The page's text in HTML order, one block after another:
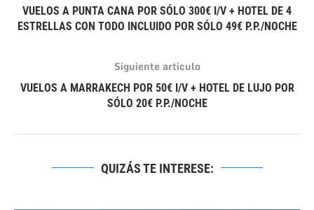
VUELOS A PUNTA CANA POR SÓLO 300€ I/V + HOTEL DE 4
ESTRELLAS CON TODO INCLUIDO POR SÓLO 49€ P.P./NOCHE
Siguiente artículo
VUELOS A MARRAKECH POR 50€ I/V + HOTEL DE LUJO POR
SÓLO 20€ P.P./NOCHE
QUIZÁS TE INTERESE: